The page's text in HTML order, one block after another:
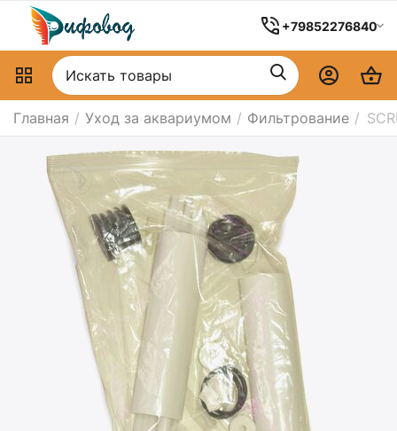
+79852276840
Главная / Уход за аквариумом / Фильтрование /